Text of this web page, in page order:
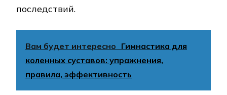
последствий.
Вам будет интересно Гимнастика для
коленных суставов: упражнения,
правила, эффективность